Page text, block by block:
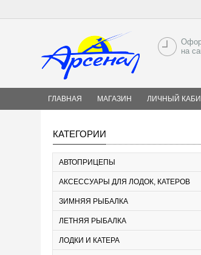
на
ГЛАВНАЯ МАГАЗИН ЛИЧНЫЙ
КАТЕГОРИИ
АВТОПРИЦЕПЫ
АКСЕССУАРЫ ДЛЯ ЛОДОК, КАТЕРОВ
ЗИМНЯЯ РЫБАЛКА
ЛЕТНЯЯ РЫБАЛКА
ЛОДКИ И КАТЕРА